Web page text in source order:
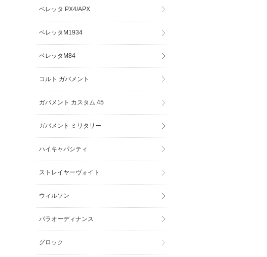
ベレッタ PX4/APX
ベレッタM1934
ベレッタM84
コルト ガバメント
ガバメント カスタム.45
ガバメント ミリタリー
ハイキャパシティ
ストレイヤーヴォイト
ウィルソン
パラオーディナンス
グロック